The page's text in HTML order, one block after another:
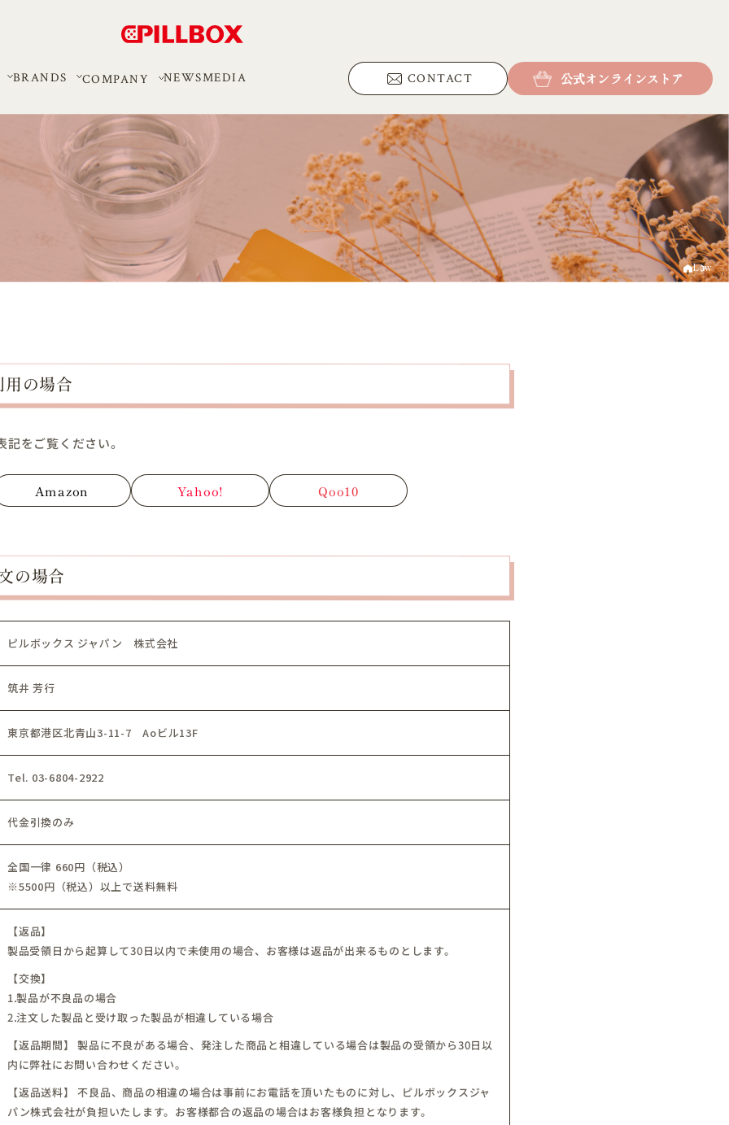
BRANDS COMPANY NEWSMEDIA CONTACT 公式オンラインストア
Law
の場合
をご覧ください。
Amazon Yahoo! Qoo10
の場合
ピルボックス ジャパン 株式会社
筑井 芳行
東京都港区北青山3-11-7 Aoビル13F
Tel. 03-6804-2922
代金引換のみ
全国一律 660円（税込）
※5500円（税込）以上で送料無料
【返品】
製品受領日から起算して30日以内で未使用の場合、お客様は返品が出来るものとします。
【交換】
1.製品が不良品の場合
2.注文した製品と受け取った製品が相違している場合
【返品期間】 製品に不良がある場合、発注した商品と相違している場合は製品の受領から30日以
内に弊社にお問い合わせください。
【返品送料】 不良品、商品の相違の場合は事前にお電話を頂いたものに対し、ピルボックスジャ
パン株式会社が負担いたします。お客様都合の返品の場合はお客様負担となります。